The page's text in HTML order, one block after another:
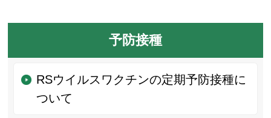
予防接種
RSウイルスワクチンの定期予防接種に
ついて